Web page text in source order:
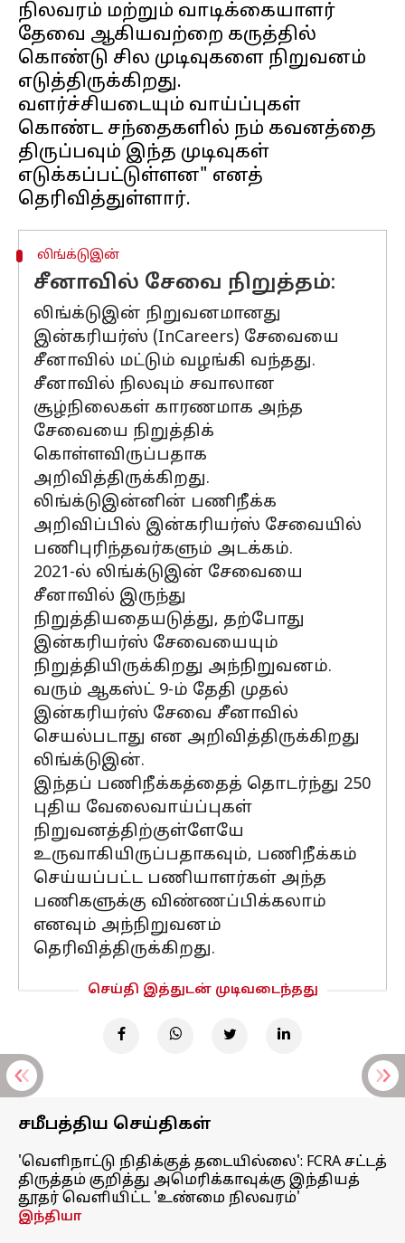
நிலவரம் மற்றும் வாடிக்கையாளர்
தேவை ஆகியவற்றை கருத்தில்
கொண்டு சில முடிவுகளை நிறுவனம்
எடுத்திருக்கிறது.
வளர்ச்சியடையும் வாய்ப்புகள்
கொண்ட சந்தைகளில் நம் கவனத்தை
திருப்பவும் இந்த முடிவுகள்
எடுக்கப்பட்டுள்ளன" எனத்
லிங்க்டுஇன்
சீனாவில் சேவை நிறுத்தம்:
லிங்க்டுஇன் நிறுவனமானது
இன்கரியர்ஸ் (InCareers) சேவையை
சீனாவில் மட்டும் வழங்கி வந்தது.
சீனாவில் நிலவும் சவாலான
சூழ்நிலைகள் காரணமாக அந்த
சேவையை நிறுத்திக்
கொள்ளவிருப்பதாக
அறிவித்திருக்கிறது.
லிங்க்டுஇன்னின் பணிநீக்க
அறிவிப்பில் இன்கரியர்ஸ் சேவையில்
பணிபுரிந்தவர்களும் அடக்கம்.
2021-ல் லிங்க்டுஇன் சேவையை
சீனாவில் இருந்து
நிறுத்தியதையடுத்து, தற்போது
இன்கரியர்ஸ் சேவையையும்
நிறுத்தியிருக்கிறது அந்நிறுவனம்.
வரும் ஆகஸ்ட் 9-ம் தேதி முதல்
இன்கரியர்ஸ் சேவை சீனாவில்
செயல்படாது என அறிவித்திருக்கிறது
லிங்க்டுஇன்.
இந்தப் பணிநீக்கத்தைத் தொடர்ந்து 250
புதிய வேலைவாய்ப்புகள்
நிறுவனத்திற்குள்ளேயே
உருவாகியிருப்பதாகவும், பணிநீக்கம்
செய்யப்பட்ட பணியாளர்கள் அந்த
பணிகளுக்கு விண்ணப்பிக்கலாம்
எனவும் அந்நிறுவனம்
தெரிவித்திருக்கிறது.
செய்தி இத்துடன் முடிவடைந்தது
சமீபத்திய செய்திகள்
'வெளிநாட்டு நிதிக்குத் தடையில்லை': FCRA சட்டத்
திருத்தம் குறித்து அமெரிக்காவுக்கு இந்தியத்
தூதர் வெளியிட்ட 'உண்மை நிலவரம்'
இந்தியா